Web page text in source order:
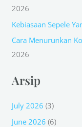
:2026
Kebiasaan Sepele
Cara Menurunkan
2026
Arsip
July 2026 (3)
June 2026 (6)